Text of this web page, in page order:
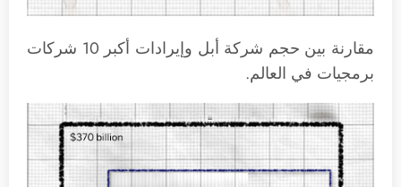
مقارنة بين حجم شركة أبل وإيرادات أكبر 10 شركات
برمجيات في العالم.